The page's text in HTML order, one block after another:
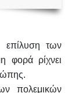
επίλυση των
φορά ρίχνει
πολεμικών